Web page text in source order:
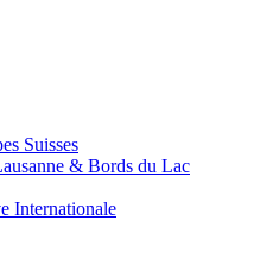
Suisses
& Bords du Lac
Internationale